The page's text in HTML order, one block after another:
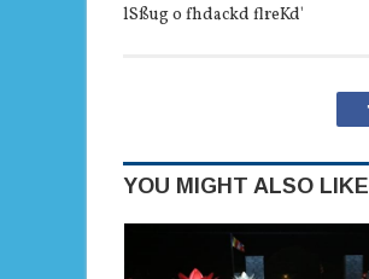
lSßug o fhdackd flreKd'
YOU MIGHT ALSO LIKE